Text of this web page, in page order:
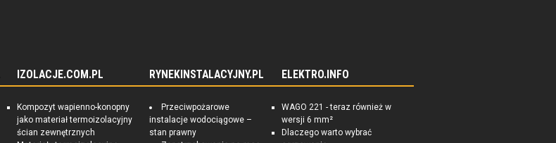
IZOLACJE.COM.PL
Kompozyt wapienno-konopny
jako materiał termoizolacyjny
ścian zewnętrznych
RYNEKINSTALACYJNY.PL
Przeciwpożarowe
instalacje wodociągowe –
stan prawny
ELEKTRO.INFO
WAGO 221 - teraz również w
wersji 6 mm²
Dlaczego warto wybrać